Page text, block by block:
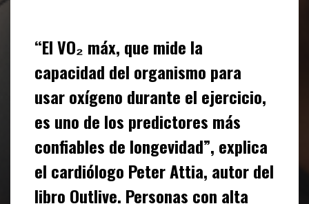
“El VO₂ máx, que mide la
capacidad del organismo para
usar oxígeno durante el ejercicio,
es uno de los predictores más
confiables de longevidad”, explica
el cardiólogo Peter Attia, autor del
libro Outlive. Personas con alta